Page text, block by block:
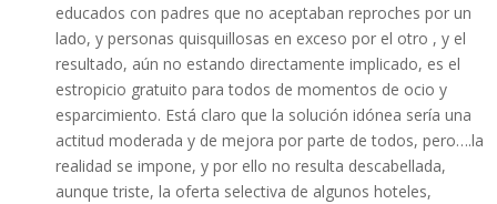
educados con padres que no aceptaban reproches por un
lado, y personas quisquillosas en exceso por el otro , y el
resultado, aún no estando directamente implicado, es el
estropicio gratuito para todos de momentos de ocio y
esparcimiento. Está claro que la solución idónea sería una
actitud moderada y de mejora por parte de todos, pero….la
realidad se impone, y por ello no resulta descabellada,
aunque triste, la oferta selectiva de algunos hoteles,